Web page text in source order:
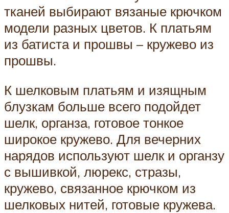
тканей выбирают вязаные крючком
модели разных цветов. К платьям
из батиста и прошвы – кружево из
прошвы.
К шелковым платьям и изящным
блузкам больше всего подойдет
шелк, органза, готовое тонкое
широкое кружево. Для вечерних
нарядов используют шелк и органзу
с вышивкой, люрекс, стразы,
кружево, связанное крючком из
шелковых нитей, готовые кружева.